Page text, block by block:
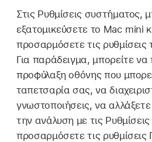
Στις Ρυθμίσεις συστήματος,
εξατομικεύσετε το Mac mini
προσαρμόσετε τις ρυθμίσεις
Για παράδειγμα, μπορείτε
προφύλαξη οθόνης που
ταπετσαρία σας, να
γνωστοποιήσεις, να
την ανάλυση με τις
προσαρμόσετε τις